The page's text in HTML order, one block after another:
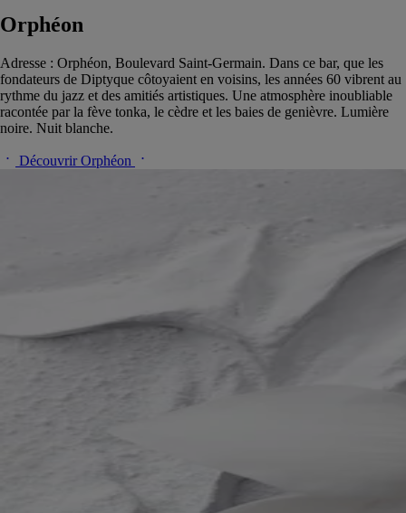
Orphéon
Adresse : Orphéon, Boulevard Saint-Germain. Dans ce bar, que les
fondateurs de Diptyque côtoyaient en voisins, les années 60 vibrent au
rythme du jazz et des amitiés artistiques. Une atmosphère inoubliable
racontée par la fève tonka, le cèdre et les baies de genièvre. Lumière
noire. Nuit blanche.
Découvrir Orphéon